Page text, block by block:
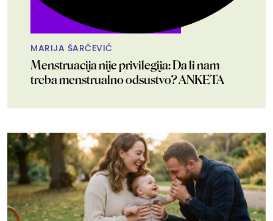
MARIJA ŠARČEVIĆ
Menstruacija nije privilegija: Da li nam
treba menstrualno odsustvo? ANKETA